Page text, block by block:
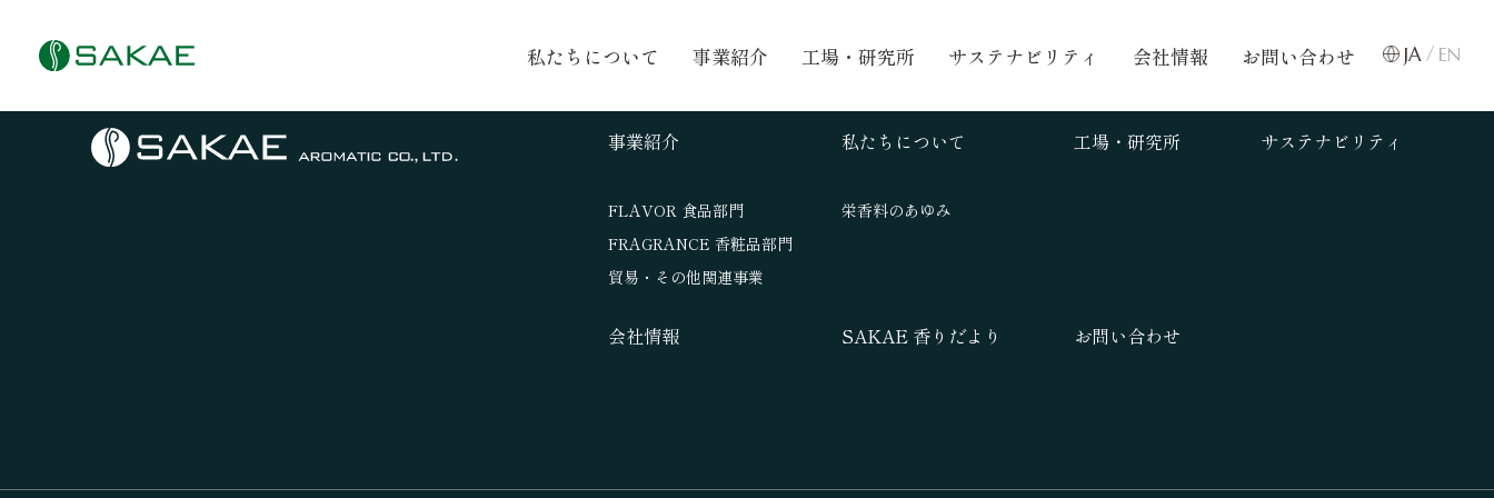
私たちについて 事業紹介 工場・研究所 サステナビリティ 会社情報 お問い合わせ
事業紹介
FLAVOR 食品部門
FRAGRANCE 香粧品部門
貿易・その他関連事業
会社情報
私たちについて
栄香料のあゆみ
SAKAE 香りだより
工場・研究所
お問い合わせ
サステナビリティ
EN
JA